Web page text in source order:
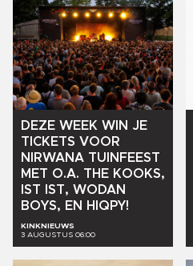
DEZE WEEK WIN JE
TICKETS VOOR
NIRWANA TUINFEEST
MET O.A. THE KOOKS,
IST
IST, WODAN
BOYS, EN HIQPY!
KINKNIEUWS
3 AUGUSTUS 06:00